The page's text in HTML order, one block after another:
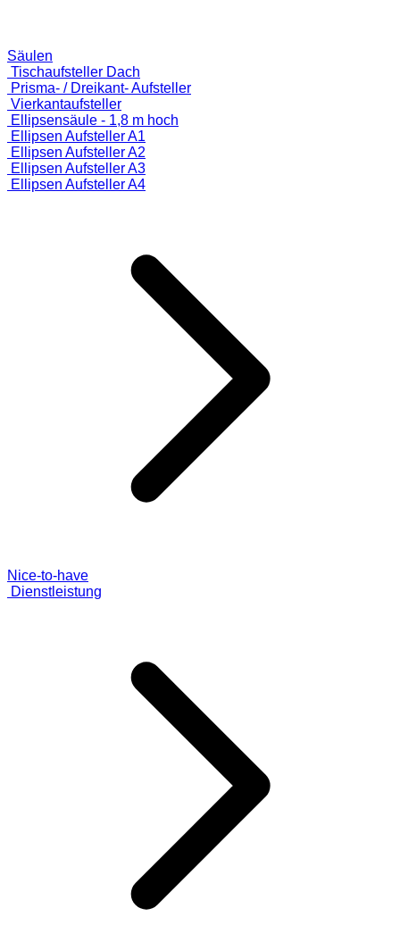
Säulen
Tischaufsteller Dach
Prisma- / Dreikant- Aufsteller
Vierkantaufsteller
Ellipsensäule - 1,8 m hoch
Ellipsen Aufsteller A1
Ellipsen Aufsteller A2
Ellipsen Aufsteller A3
Ellipsen Aufsteller A4
Nice-to-have
Dienstleistung